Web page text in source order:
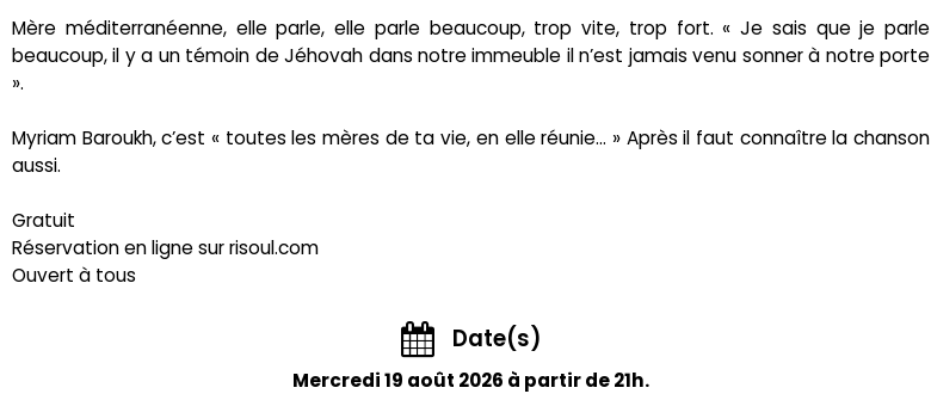
Mère méditerranéenne, elle parle, elle parle beaucoup, trop vite, trop fort. « Je sais que je parle
beaucoup, il y a un témoin de Jéhovah dans notre immeuble il n’est jamais venu sonner à notre porte
».
Myriam Baroukh, c’est « toutes les mères de ta vie, en elle réunie… » Après il faut connaître la chanson
aussi.
Gratuit
Réservation en ligne sur risoul.com
Ouvert à tous
Date(s)
Mercredi 19 août 2026 à partir de 21h.